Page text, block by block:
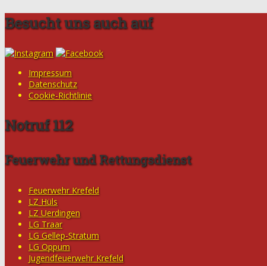
Besucht uns auch auf
Impressum
Datenschutz
Cookie-Richtlinie
Notruf 112
Feuerwehr und Rettungsdienst
Feuerwehr Krefeld
LZ Hüls
LZ Uerdingen
LG Traar
LG Gellep-Stratum
LG Oppum
Jugendfeuerwehr Krefeld